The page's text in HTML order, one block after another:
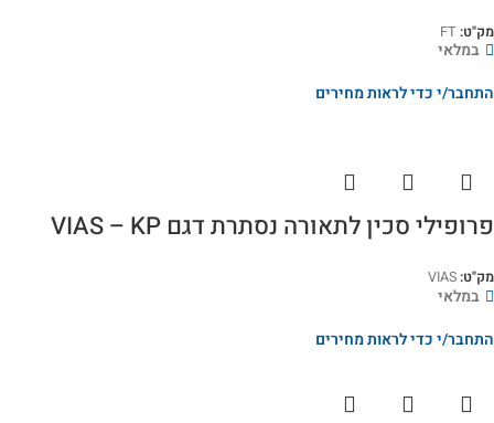
מק"ט: FT
במלאי
התחבר/י כדי לראות מחירים
פרופילי סכין לתאורה נסתרת דגם VIAS – KP
מק"ט: VIAS
במלאי
התחבר/י כדי לראות מחירים